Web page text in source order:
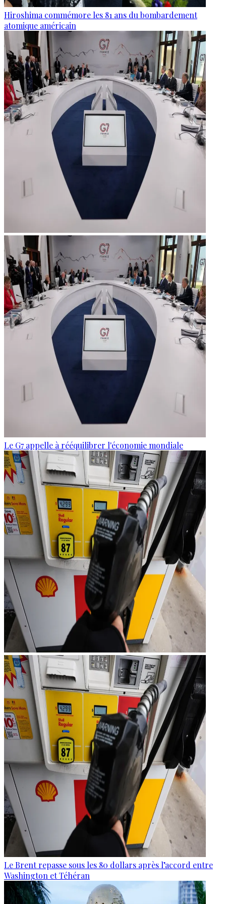
Hiroshima commémore les 81 ans du bombardement
atomique américain
Le G7 appelle à rééquilibrer l'économie mondiale
Le Brent repasse sous les 80 dollars après l’accord entre
Washington et Téhéran